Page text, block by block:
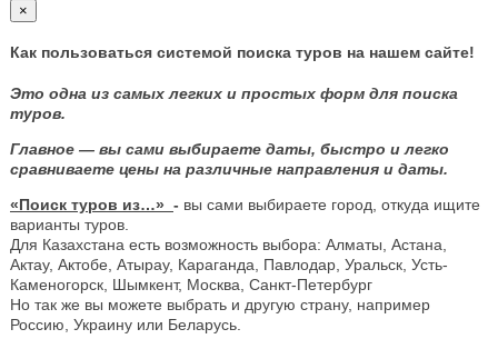
×
Как пользоваться системой поиска туров на нашем сайте!
Это одна из самых легких и простых форм для поиска
туров.
Главное — вы сами выбираете даты, быстро и легко
сравниваете цены на различные направления и даты.
«Поиск туров из…» - вы сами выбираете город, откуда ищите
варианты туров.
Для Казахстана есть возможность выбора: Алматы, Астана,
Актау, Актобе, Атырау, Караганда, Павлодар, Уральск, Усть-
Каменогорск, Шымкент, Москва, Санкт-Петербург
Но так же вы можете выбрать и другую страну, например
Россию, Украину или Беларусь.